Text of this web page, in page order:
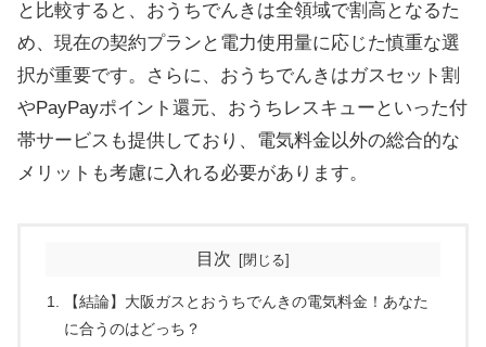
と比較すると、おうちでんきは全領域で割高となるた
め、現在の契約プランと電力使用量に応じた慎重な選
択が重要です。さらに、おうちでんきはガスセット割
やPayPayポイント還元、おうちレスキューといった付
帯サービスも提供しており、電気料金以外の総合的な
メリットも考慮に入れる必要があります。
目次
【結論】大阪ガスとおうちでんきの電気料金！あなた
に合うのはどっち？